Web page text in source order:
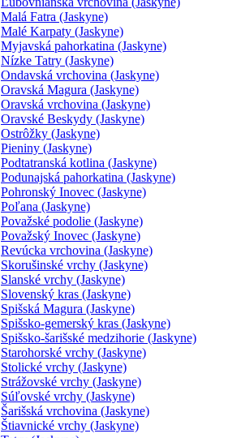
Malá Fatra (Jaskyne)
Malé Karpaty (Jaskyne)
Myjavská pahorkatina (Jaskyne)
Nízke Tatry (Jaskyne)
Ondavská vrchovina (Jaskyne)
Oravská Magura (Jaskyne)
Oravská vrchovina (Jaskyne)
Oravské Beskydy (Jaskyne)
Ostrôžky (Jaskyne)
Pieniny (Jaskyne)
Podtatranská kotlina (Jaskyne)
Podunajská pahorkatina (Jaskyne)
Pohronský Inovec (Jaskyne)
Poľana (Jaskyne)
Považské podolie (Jaskyne)
Považský Inovec (Jaskyne)
Revúcka vrchovina (Jaskyne)
Skorušinské vrchy (Jaskyne)
Slanské vrchy (Jaskyne)
Slovenský kras (Jaskyne)
Spišská Magura (Jaskyne)
Spišsko-gemerský kras (Jaskyne)
Spišsko-šarišské medzihorie (Jaskyne)
Starohorské vrchy (Jaskyne)
Stolické vrchy (Jaskyne)
Strážovské vrchy (Jaskyne)
Súľovské vrchy (Jaskyne)
Šarišská vrchovina (Jaskyne)
Štiavnické vrchy (Jaskyne)